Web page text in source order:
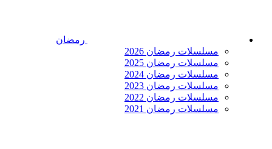
رمضان
مسلسلات رمضان 2026
مسلسلات رمضان 2025
مسلسلات رمضان 2024
مسلسلات رمضان 2023
مسلسلات رمضان 2022
مسلسلات رمضان 2021